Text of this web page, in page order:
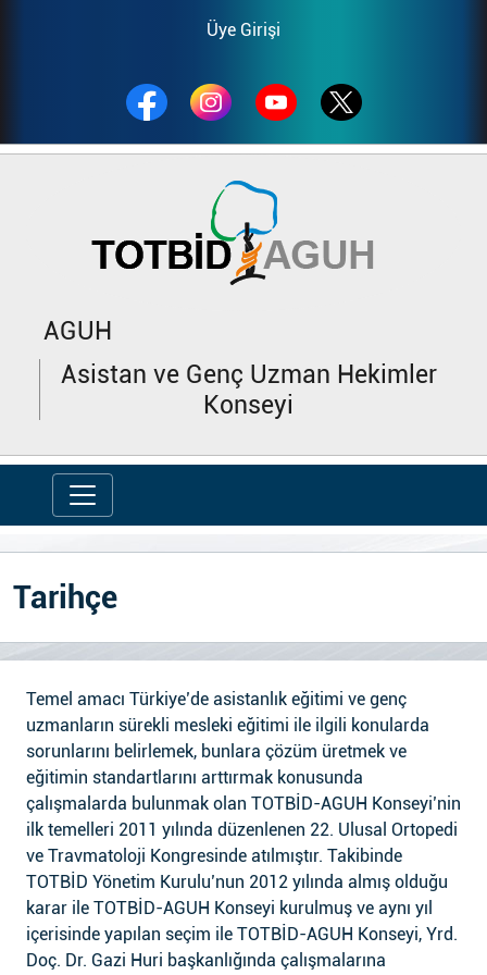
Üye Girişi
AGUH
Asistan ve Genç Uzman Hekimler
Konseyi
Tarihçe
Temel amacı Türkiye’de asistanlık eğitimi ve genç
uzmanların sürekli mesleki eğitimi ile ilgili konularda
sorunlarını belirlemek, bunlara çözüm üretmek ve
eğitimin standartlarını arttırmak konusunda
çalışmalarda bulunmak olan TOTBİD-AGUH Konseyi’nin
ilk temelleri 2011 yılında düzenlenen 22. Ulusal Ortopedi
ve Travmatoloji Kongresinde atılmıştır. Takibinde
TOTBİD Yönetim Kurulu’nun 2012 yılında almış olduğu
karar ile TOTBİD-AGUH Konseyi kurulmuş ve aynı yıl
içerisinde yapılan seçim ile TOTBİD-AGUH Konseyi, Yrd.
Doç. Dr. Gazi Huri başkanlığında çalışmalarına